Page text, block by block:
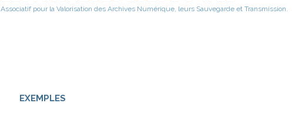
Associatif pour la Valorisation des Archives Numérique, leurs Sauvegarde et Transmission.
EXEMPLES